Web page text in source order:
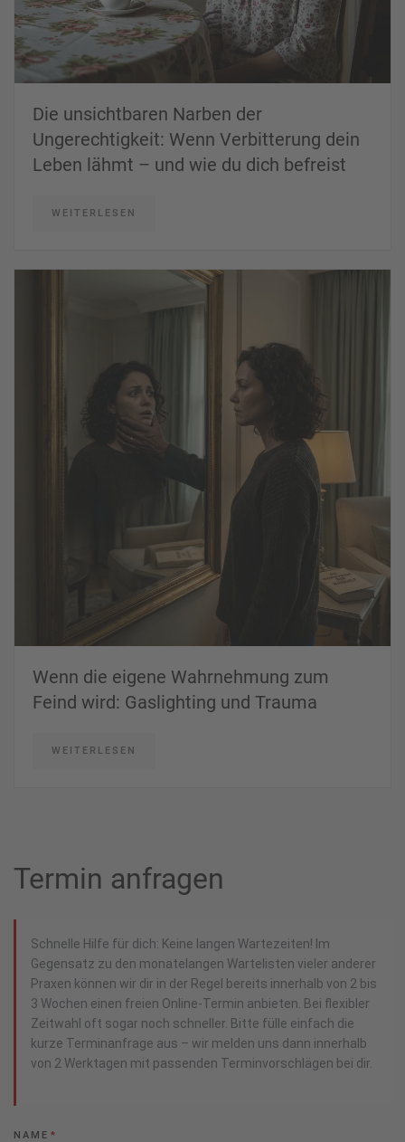
Die unsichtbaren Narben der
Ungerechtigkeit: Wenn Verbitterung dein
Leben lähmt – und wie du dich befreist
WEITERLESEN
Wenn die eigene Wahrnehmung zum
Feind wird: Gaslighting und Trauma
WEITERLESEN
Termin anfragen
Schnelle Hilfe für dich: Keine langen Wartezeiten! Im
Gegensatz zu den monatelangen Wartelisten vieler anderer
Praxen können wir dir in der Regel bereits innerhalb von 2 bis
3 Wochen einen freien Online-Termin anbieten. Bei flexibler
Zeitwahl oft sogar noch schneller. Bitte fülle einfach die
kurze Terminanfrage aus – wir melden uns dann innerhalb
von 2 Werktagen mit passenden Terminvorschlägen bei dir.
NAME *